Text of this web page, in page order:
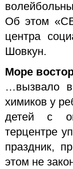
Об этом
центра
Шовкун.
Море
…вызвало
химиков у
детей с
терцентре
праздник,
этом не